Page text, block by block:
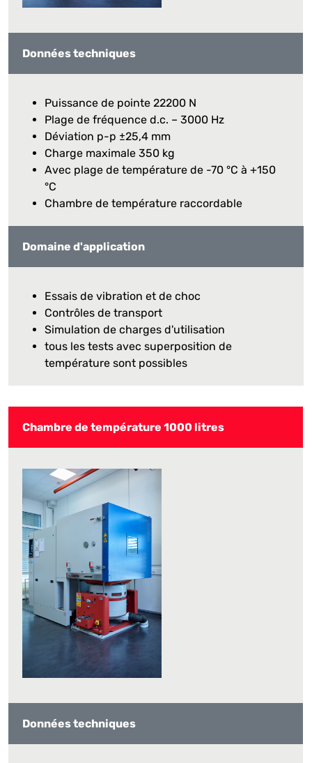
Données techniques
Puissance de pointe 22200 N
Plage de fréquence d.c. – 3000 Hz
Déviation p-p ±25,4 mm
Charge maximale 350 kg
Avec plage de température de -70 °C à +150
°C
Chambre de température raccordable
Domaine d'application
Essais de vibration et de choc
Contrôles de transport
Simulation de charges d'utilisation
tous les tests avec superposition de
température sont possibles
Chambre de température 1000 litres
Données techniques